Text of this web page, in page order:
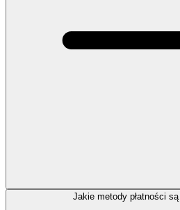
Jakie metody płatności